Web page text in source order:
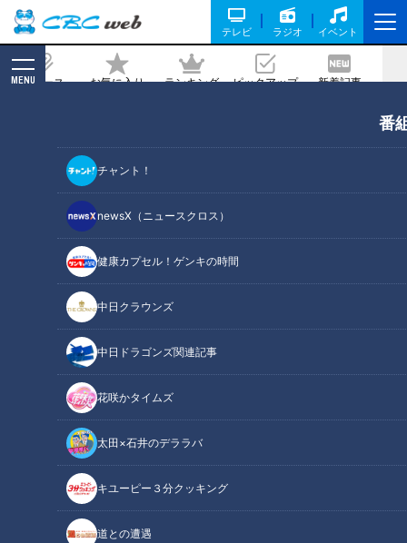
テレビ ラジオ イベント
ニュース お気に入り ランキング ピックアップ 新着記事
MENU
番
チャント！
newsX（ニュースクロス）
健康カプセル！ゲンキの時間
中日クラウンズ
中日ドラゴンズ関連記事
花咲かタイムズ
太田×石井のデララバ
キユーピー３分クッキング
道との遭遇
川実桜アナ・瀧川幸樹アナ・友廣南実ア
ナ・中村彩賀アナ 30秒で自己紹介し
ます！
2024/08/06 11:28
画像： CBCテレビ『チャント！』